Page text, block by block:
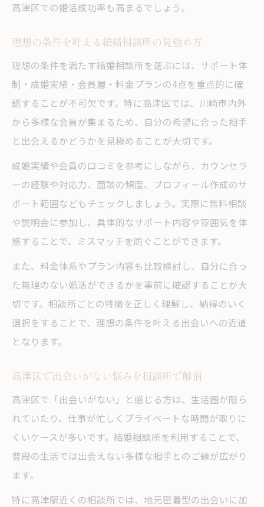
高津区での婚活成功率も高まるでしょう。
理想の条件を叶える結婚相談所の見極め方
理想の条件を満たす結婚相談所を選ぶには、サポート体
制・成婚実績・会員層・料金プランの4点を重点的に確
認することが不可欠です。特に高津区では、川崎市内外
から多様な会員が集まるため、自分の希望に合った相手
と出会えるかどうかを見極めることが大切です。
成婚実績や会員の口コミを参考にしながら、カウンセラ
ーの経験や対応力、面談の頻度、プロフィール作成のサ
ポート範囲などもチェックしましょう。実際に無料相談
や説明会に参加し、具体的なサポート内容や雰囲気を体
感することで、ミスマッチを防ぐことができます。
また、料金体系やプラン内容も比較検討し、自分に合っ
た無理のない婚活ができるかを事前に確認することが大
切です。相談所ごとの特徴を正しく理解し、納得のいく
選択をすることで、理想の条件を叶える出会いへの近道
となります。
高津区で出会いがない悩みを相談所で解消
高津区で「出会いがない」と感じる方は、生活圏が限ら
れていたり、仕事が忙しくプライベートな時間が取りに
くいケースが多いです。結婚相談所を利用することで、
普段の生活では出会えない多様な相手とのご縁が広がり
ます。
特に高津駅近くの相談所では、地元密着型の出会いに加